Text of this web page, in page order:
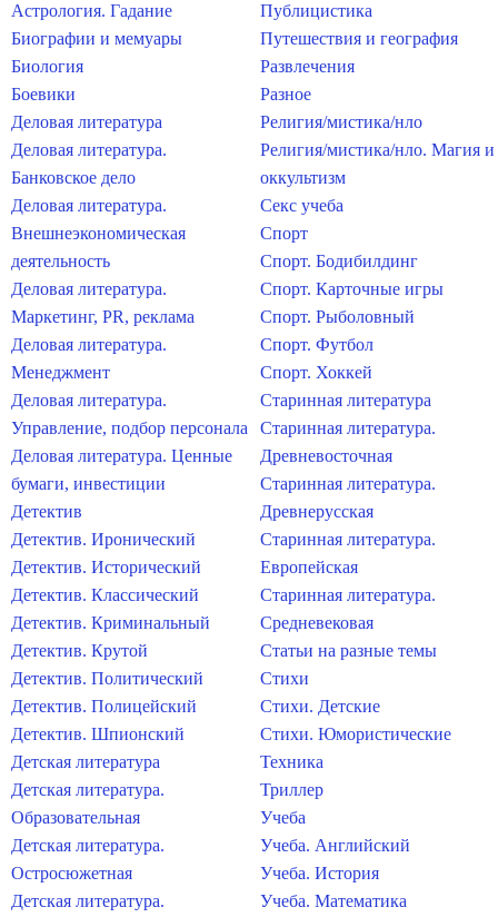
Астрология. Гадание
Биографии и мемуары
Биология
Боевики
Деловая литература
Деловая литература.
Банковское дело
Деловая литература.
Внешнеэкономическая
деятельность
Деловая литература.
Маркетинг, PR, реклама
Деловая литература.
Менеджмент
Деловая литература.
Управление, подбор персонала
Деловая литература. Ценные
бумаги, инвестиции
Детектив
Детектив. Иронический
Детектив. Исторический
Детектив. Классический
Детектив. Криминальный
Детектив. Крутой
Детектив. Политический
Детектив. Полицейский
Детектив. Шпионский
Детская литература
Детская литература.
Образовательная
Детская литература.
Остросюжетная
Детская литература.
Публицистика
Путешествия и география
Развлечения
Разное
Религия/мистика/нло
Религия/мистика/нло. Магия и
оккультизм
Секс учеба
Спорт
Спорт. Бодибилдинг
Спорт. Карточные игры
Спорт. Рыболовный
Спорт. Футбол
Спорт. Хоккей
Старинная литература
Старинная литература.
Древневосточная
Старинная литература.
Древнерусская
Старинная литература.
Европейская
Старинная литература.
Средневековая
Статьи на разные темы
Стихи
Стихи. Детские
Стихи. Юмористические
Техника
Триллер
Учеба
Учеба. Английский
Учеба. История
Учеба. Математика